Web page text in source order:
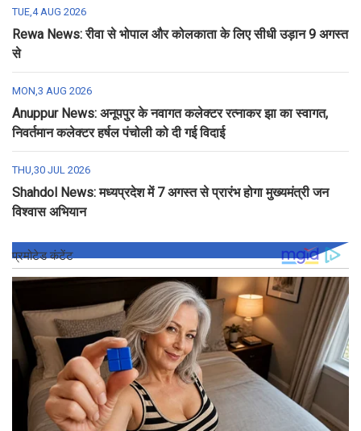
TUE,4 AUG 2026
Rewa News: रीवा से भोपाल और कोलकाता के लिए सीधी उड़ान 9 अगस्त
से
MON,3 AUG 2026
Anuppur News: अनूपपुर के नवागत कलेक्टर रत्नाकर झा का स्वागत,
निवर्तमान कलेक्टर हर्षल पंचोली को दी गई विदाई
THU,30 JUL 2026
Shahdol News: मध्यप्रदेश में 7 अगस्त से प्रारंभ होगा मुख्यमंत्री जन
विश्वास अभियान